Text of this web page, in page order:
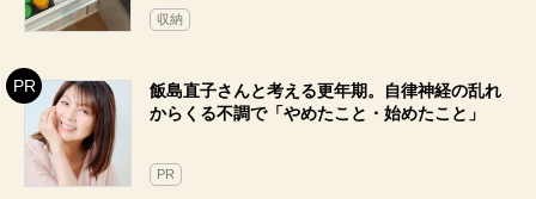
収納
飯島直子さんと考える更年期。自律神経の乱れ
からくる不調で「やめたこと・始めたこと」
PR